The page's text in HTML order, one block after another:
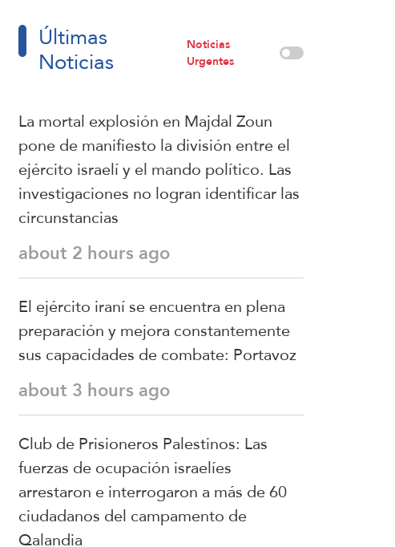
Últimas
Noticias
Noticias
Urgentes
La mortal explosión en Majdal Zoun
pone de manifiesto la división entre el
ejército israelí y el mando político. Las
investigaciones no logran identificar las
circunstancias
about 2 hours ago
El ejército iraní se encuentra en plena
preparación y mejora constantemente
sus capacidades de combate: Portavoz
about 3 hours ago
Club de Prisioneros Palestinos: Las
fuerzas de ocupación israelíes
arrestaron e interrogaron a más de 60
ciudadanos del campamento de
Qalandia